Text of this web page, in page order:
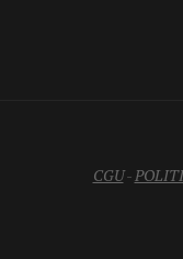
CGU-